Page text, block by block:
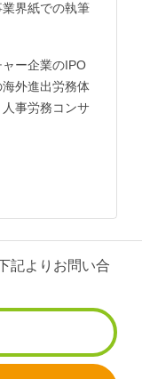
界紙での執筆
ー企業のIPO
外進出労務体
事労務コンサ
記よりお問い合